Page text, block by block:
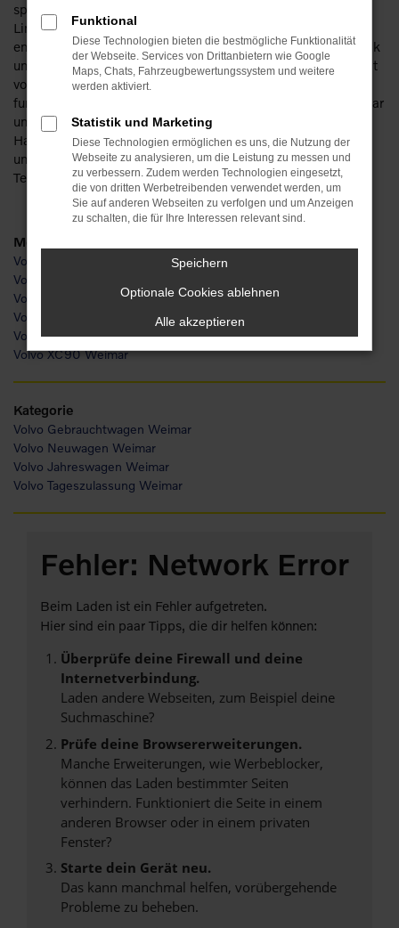
spielt es noch nicht einmal eine Rolle, ob Sie sich für eien
Limousine, einen geräumigen Kombi oder ein SUV
entscheiden. Der Hersteller punktet durch ausgefeilte Technik
und umweltfreundliche Modelle, die sowohl in der Innenstadt
von Weimar als auch auf Landstraße und Autobahn perfekt
funktionieren. Wir bei Popp sind Experten für Volvo in Weimar
und liefern Ihnen Ihr Wunschfahrzeug gerne bis vor die
Haustür. Gerne lassen wir Sie bereits im Vorfeld einsteigen
und ausprobieren und beraten Sie zudem umfassend am
Telefon oder digital.
Modelle
Volvo S60 Weimar
Volvo V60 Weimar
Volvo V90 Weimar
Volvo XC40 Weimar
Volvo XC60 Weimar
Volvo XC90 Weimar
Kategorie
Volvo Gebrauchtwagen Weimar
Volvo Neuwagen Weimar
Volvo Jahreswagen Weimar
Volvo Tageszulassung Weimar
Fehler: Network Error
Beim Laden ist ein Fehler aufgetreten.
Hier sind ein paar Tipps, die dir helfen können:
Überprüfe deine Firewall und deine
Internetverbindung.
Laden andere Webseiten, zum Beispiel deine
Suchmaschine?
Prüfe deine Browsererweiterungen.
Manche Erweiterungen, wie Werbeblocker,
können das Laden bestimmter Seiten
verhindern. Funktioniert die Seite in einem
anderen Browser oder in einem privaten
Fenster?
Starte dein Gerät neu.
Das kann manchmal helfen, vorübergehende
Probleme zu beheben.
Funktional
Diese Technologien bieten die bestmögliche Funktionalität
der Webseite. Services von Drittanbietern wie Google
Maps, Chats, Fahrzeugbewertungssystem und weitere
werden aktiviert.
Statistik und Marketing
Diese Technologien ermöglichen es uns, die Nutzung der
Webseite zu analysieren, um die Leistung zu messen und
zu verbessern. Zudem werden Technologien eingesetzt,
die von dritten Werbetreibenden verwendet werden, um
Sie auf anderen Webseiten zu verfolgen und um Anzeigen
zu schalten, die für Ihre Interessen relevant sind.
Speichern
Optionale Cookies ablehnen
Alle akzeptieren